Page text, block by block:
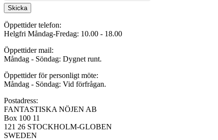
Skicka
Öppettider telefon:
Helgfri Måndag-Fredag: 10.00 - 18.00
Öppettider mail:
Måndag - Söndag: Dygnet runt.
Öppettider för personligt möte:
Måndag - Söndag: Vid förfrågan.
Postadress:
FANTASTISKA NÖJEN AB
Box 100 11
121 26 STOCKHOLM-GLOBEN
SWEDEN